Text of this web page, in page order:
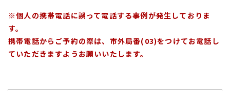
※個人の携帯電話に誤って電話する事例が発生しておりま
す。
携帯電話からご予約の際は、市外局番(03)をつけてお電話し
ていただきますようお願いいたします。